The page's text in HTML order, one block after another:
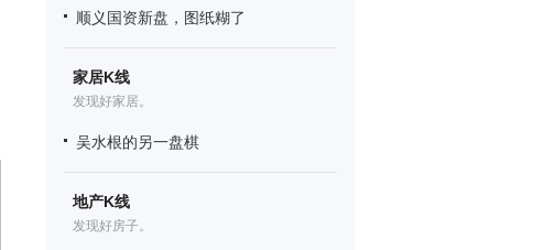
顺义国资新盘，图纸糊了
家居K线
发现好家居。
吴水根的另一盘棋
地产K线
发现好房子。